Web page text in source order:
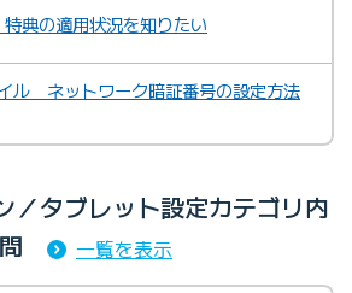
典の適用状況を知りたい
ル ネットワーク暗証番号の設定方法
／タブレット設定カテゴリ内
一覧を表示